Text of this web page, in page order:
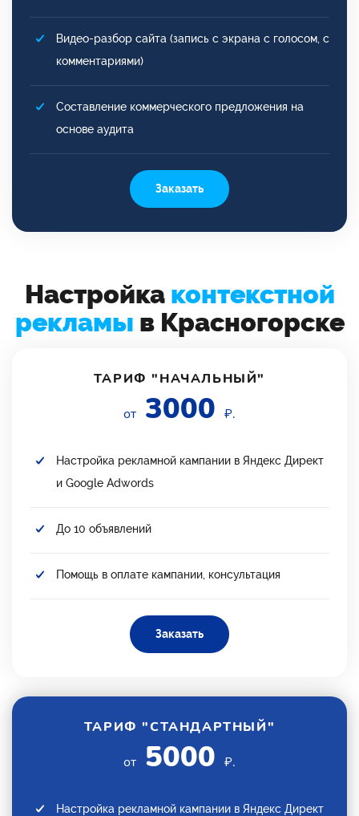
Видео-разбор сайта (запись с экрана с голосом, с
комментариями)
Составление коммерческого предложения на
основе аудита
Заказать
Настройка контекстной
рекламы в Красногорске
ТАРИФ "НАЧАЛЬНЫЙ"
от 3000 ₽.
Настройка рекламной кампании в Яндекс Директ
и Google Adwords
До 10 объявлений
Помощь в оплате кампании, консультация
Заказать
ТАРИФ "СТАНДАРТНЫЙ"
от 5000 ₽.
Настройка рекламной кампании в Яндекс Директ